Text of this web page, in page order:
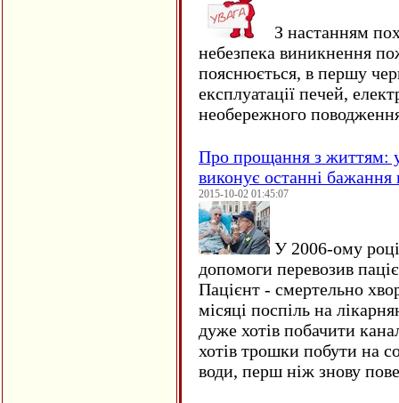
З настанням
небезпека виникнення
пояснюється, в першу
експлуатації печей,
необережного
Про прощання з життям:
виконує останні
2015-10-02 01:45:07
У 2006-ому
допомоги перевозив
Пацієнт - смертельно
місяці поспіль на
дуже хотів побачити
хотів трошки побути на
води, перш ніж знову